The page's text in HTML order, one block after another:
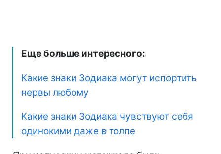
Еще больше интересного:
Какие знаки Зодиака могут испортить
нервы любому
Какие знаки Зодиака чувствуют себя
одинокими даже в толпе